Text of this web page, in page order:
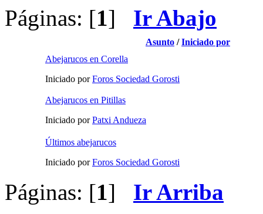
Páginas: [1] Ir Abajo
Asunto /Iniciado por
Abejarucos en Corella
Iniciado porForos Sociedad Gorosti
Abejarucos en Pitillas
Iniciado porPatxi Andueza
Últimos abejarucos
Iniciado porForos Sociedad Gorosti
Páginas: [1] Ir Arriba